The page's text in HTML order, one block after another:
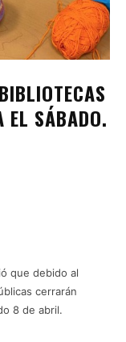
EL SÁBADO.
que debido al
cerrarán
8 de abril.